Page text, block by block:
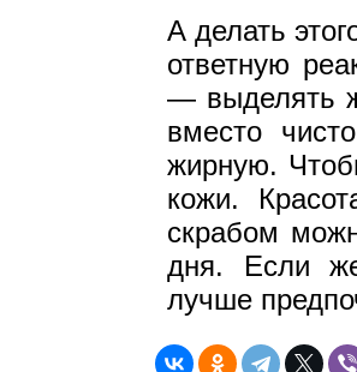
А делать
ответную
— выделять
вместо
жирную.
кожи.
скрабом
дня. Если
лучше